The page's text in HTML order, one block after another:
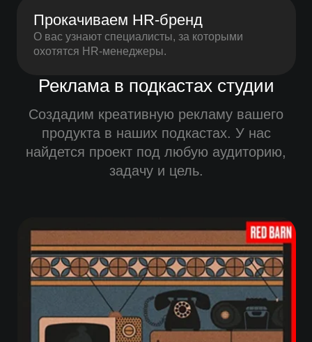
Прокачиваем HR-бренд
О вас узнают специалисты, за которыми
охотятся HR-менеджеры.
Реклама в подкастах студии
Создадим креативную рекламу вашего
продукта в наших подкастах. У нас
найдется проект под любую аудиторию,
задачу и цель.